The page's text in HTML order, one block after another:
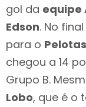
gol da equipe
Edson. No
para o Pelotas
chegou a 14
Grupo B.
Lobo, que é o